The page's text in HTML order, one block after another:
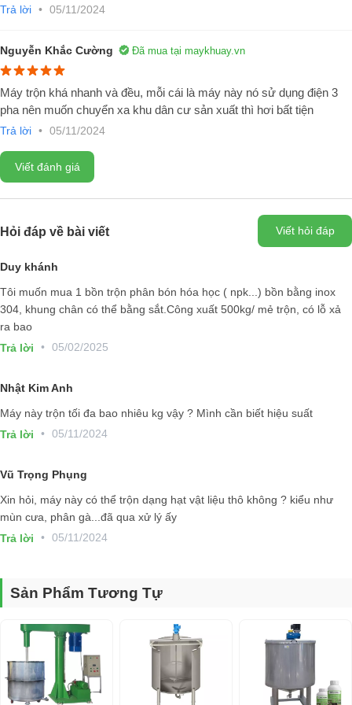
Máy trộn phân bón hữu cơ sử dụng loại nào?
mía, mùn cưa. Trộn ở một thời gian đủ để chúng có sự đồng đều, sau
đó đóng bao bảo quản và vận chuyển đến nơi tiêu thụ. Máy trộn phân
bón có cấu tạo cơ bản như sau:
Cấu tạo máy trộn phân bón 500kg
Máy trộn phân bón được tạo bởi những bộ phận và chi tiết cơ bản
Trả lời • 05/11/2024
Nguyễn Khắc Cường Đã mua tại maykhuay.vn
Máy trộn khá nhanh và đều, mỗi cái là máy này nó sử dụng điện 3
pha nên muốn chuyển xa khu dân cư sản xuất thì hơi bất tiện
Trả lời • 05/11/2024
Viết đánh giá
Hỏi đáp về bài viết Viết hỏi đáp
Duy khánh
Tôi muốn mua 1 bồn trộn phân bón hóa học ( npk...) bồn bằng inox
304, khung chân có thể bằng sắt.Công xuất 500kg/ mẻ trộn, có lỗ xả
ra bao
Trả lời
• 05/02/2025
Nhật Kim Anh
Máy này trộn tối đa bao nhiêu kg vậy ? Mình cần biết hiệu suất
Trả lời
• 05/11/2024
Vũ Trọng Phụng
Xin hỏi, máy này có thể trộn dạng hạt vật liệu thô không ? kiểu như
mùn cưa, phân gà...đã qua xử lý ấy
Trả lời
• 05/11/2024
Sản Phẩm Tương Tự